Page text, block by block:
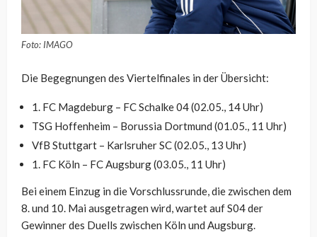
Foto: IMAGO
Die Begegnungen des Viertelfinales in der Übersicht:
1. FC Magdeburg – FC Schalke 04 (02.05., 14 Uhr)
TSG Hoffenheim – Borussia Dortmund (01.05., 11 Uhr)
VfB Stuttgart – Karlsruher SC (02.05., 13 Uhr)
1. FC Köln – FC Augsburg (03.05., 11 Uhr)
Bei einem Einzug in die Vorschlussrunde, die zwischen dem
8. und 10. Mai ausgetragen wird, wartet auf S04 der
Gewinner des Duells zwischen Köln und Augsburg.